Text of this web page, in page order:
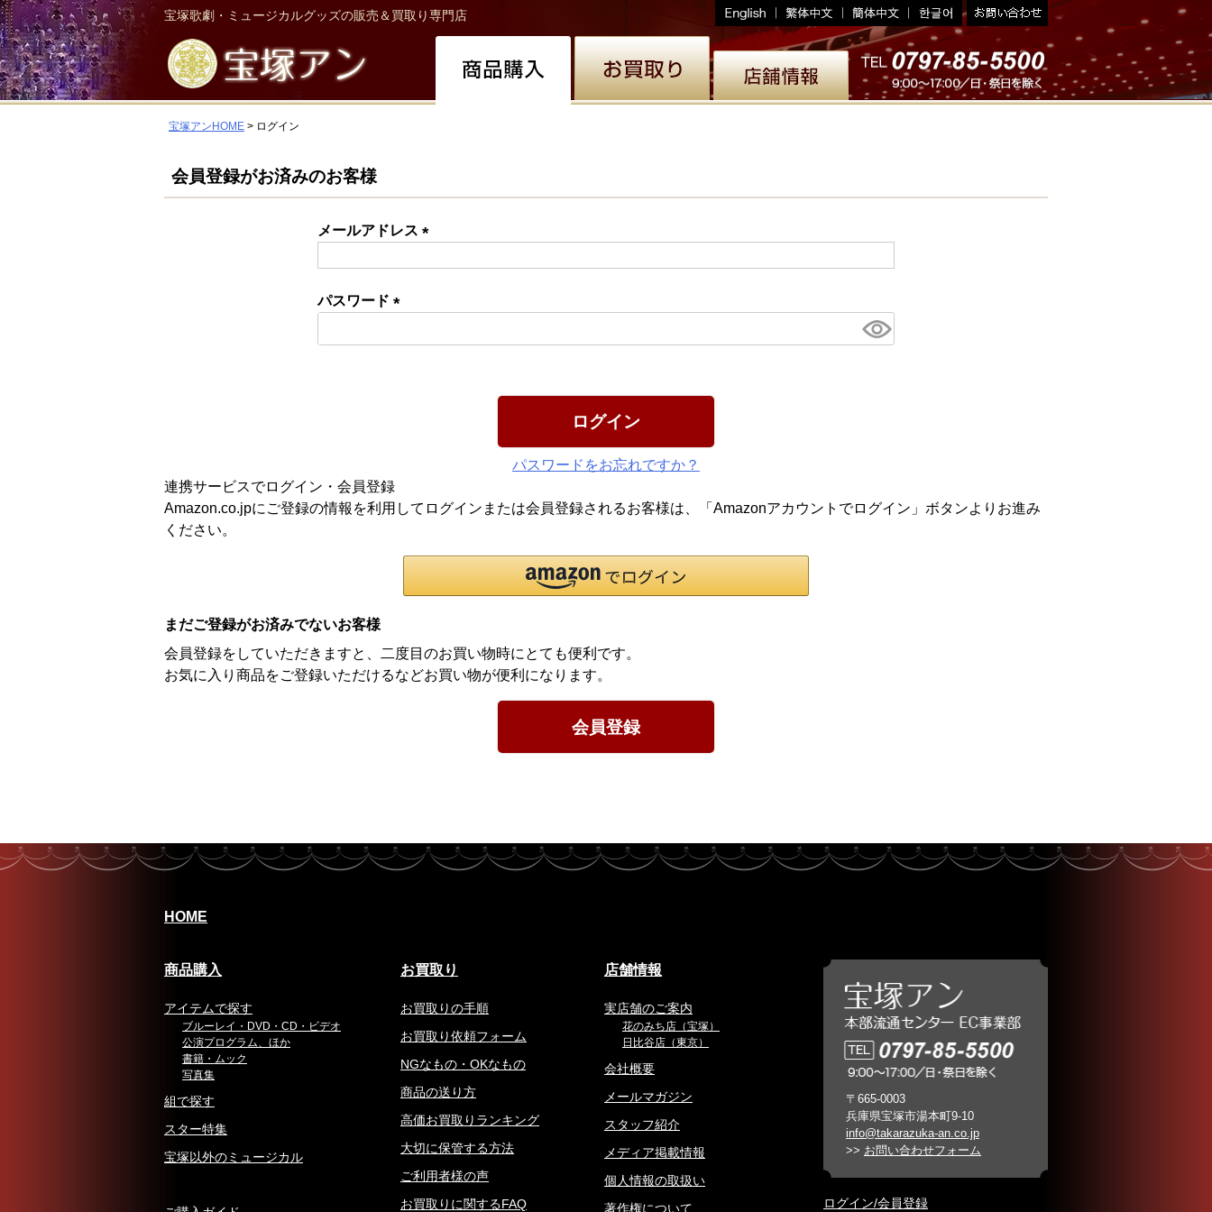
宝塚歌劇・ミュージカルグッズの販売＆買取り専門店
宝塚アンHOME ログイン
会員登録がお済みのお客様
メールアドレス
パスワード
須)
ログイン
パスワードをお忘れですか？
連携サービスでログイン・会員登録
Amazon.co.jpにご登録の情報を利用してログインまたは会員登録されるお客様は、「Amazonアカウントでログイン」ボタンよりお進み
ください。
まだご登録がお済みでないお客様
会員登録をしていただきますと、二度目のお買い物時にとても便利です。
お気に入り商品をご登録いただけるなどお買い物が便利になります。
会員登録
HOME
商品購入
アイテムで探す
ブルーレイ・DVD・CD・ビデオ
公演プログラム、ほか
書籍・ムック
写真集
組で探す
スター特集
宝塚以外のミュージカル
お買取り
お買取りの手順
お買取り依頼フォーム
NGなもの・OKなもの
商品の送り方
高価お買取りランキング
大切に保管する方法
ご利用者様の声
お買取りに関するFAQ
店舗情報
実店舗のご案内
花のみち店（宝塚）
日比谷店（東京）
会社概要
メールマガジン
スタッフ紹介
メディア掲載情報
個人情報の取扱い
著作権について
〒665-0003
兵庫県宝塚市湯本町9-10
info@takarazuka-an.co.jp
>> お問い合わせフォーム
ログイン/会員登録